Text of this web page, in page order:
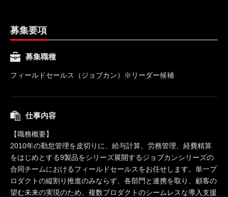
募集要項
募集職種
フィールドセールス（ジョブカン）※リーダー候補
仕事内容
【職務概要】
2010年の勤怠管理を皮切りに、給与計算、労務管理、経費精算
をはじめとする9製品をシリーズ展開するジョブカンシリーズの
合同チームにおけるフィールドセールスをお任せします。単一プ
ロダクトの縦割り推進のみならず、各部門と連携を取り、顧客の
望む未来の実現のため、複数プロダクトのシームレスな導入支援